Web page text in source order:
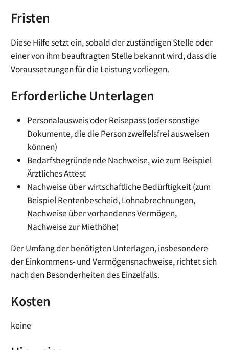
Fristen
Diese Hilfe setzt ein, sobald der zuständigen Stelle oder
einer von ihm beauftragten Stelle bekannt wird, dass die
Voraussetzungen für die Leistung vorliegen.
Erforderliche Unterlagen
Personalausweis oder Reisepass (oder sonstige
Dokumente, die die Person zweifelsfrei ausweisen
können)
Bedarfsbegründende Nachweise, wie zum Beispiel
Ärztliches Attest
Nachweise über wirtschaftliche Bedürftigkeit (zum
Beispiel Rentenbescheid, Lohnabrechnungen,
Nachweise über vorhandenes Vermögen,
Nachweise zur Miethöhe)
Der Umfang der benötigten Unterlagen, insbesondere
der Einkommens- und Vermögensnachweise, richtet sich
nach den Besonderheiten des Einzelfalls.
Kosten
keine